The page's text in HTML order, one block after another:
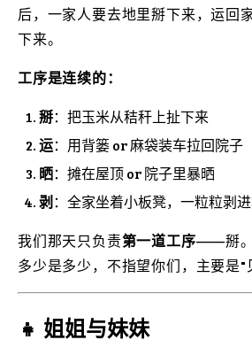
后，一家人要去地里掰下来，运回
下来。
工序是连续的：
掰：把玉米从秸秆上扯下来
运：用背篓 or 麻袋装车拉回院子
晒：摊在屋顶 or 院子里暴晒
剥 ：全家坐着小板凳，一粒粒剥
我们那天只负责第一道工序——掰。
多少是多少，不指望你们，主要是"
👧 姐姐与妹妹